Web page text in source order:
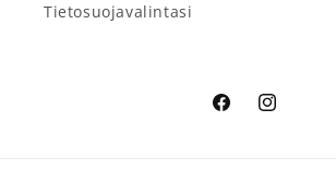
Tietosuojavalintasi
FacebookInstagram